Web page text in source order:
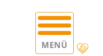
MENÜ